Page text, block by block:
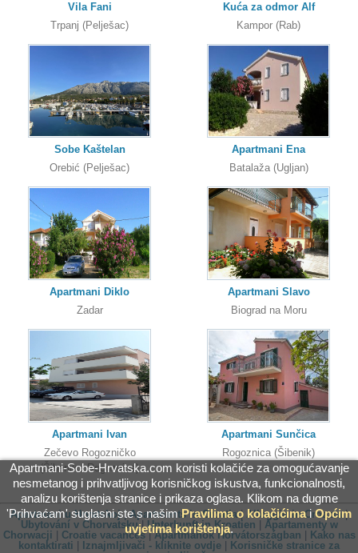
Vila Fani
Trpanj (Pelješac)
Sobe Kaštelan
Orebić (Pelješac)
Apartmani Diklo
Zadar
Apartmani Ivan
Zečevo Rogozničko
(Šibenik - Rogoznica)
Kuća za odmor Alf
Kampor (Rab)
Apartmani Ena
Batalaža (Ugljan)
Apartmani Slavo
Biograd na Moru
Apartmani Sunčica
Rogoznica (Šibenik)
Apartmani u Hrvatskoj|Apartments in Croatia| Alloggio in Croazia|
Ubytování v Chorvatsku|Unterkunft in Kroatien
Apartamenty w
Chorwacji
Croatie vacances|Apartmanok Horvátországban
Kako nas
kontaktirati
Iznajmljivači - kliknite ovdje
Korisničke stranice za
Apartmani-Sobe-Hrvatska.com koristi kolačiće za omogućavanje
nesmetanog i prihvatljivog korisničkog iskustva, funkcionalnosti,
analizu korištenja stranice i prikaza oglasa. Klikom na dugme
'Prihvaćam' suglasni ste s našimPravilima o kolačićimaiOpćim
uvjetima korištenja.